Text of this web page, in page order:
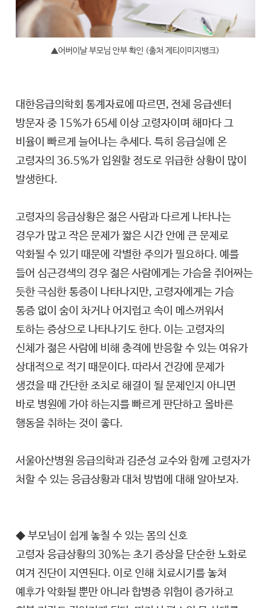
▲어버이날 부모님 안부 확인 (출처 게티이미지뱅크)
대한응급의학회 통계자료에 따르면, 전체 응급센터
방문자 중 15%가 65세 이상 고령자이며 해마다 그
비율이 빠르게 늘어나는 추세다. 특히 응급실에 온
고령자의 36.5%가 입원할 정도로 위급한 상황이 많이
발생한다.
고령자의 응급상황은 젊은 사람과 다르게 나타나는
경우가 많고 작은 문제가 짧은 시간 안에 큰 문제로
악화될 수 있기 때문에 각별한 주의가 필요하다. 예를
들어 심근경색의 경우 젊은 사람에게는 가슴을 쥐어짜는
듯한 극심한 통증이 나타나지만, 고령자에게는 가슴
통증 없이 숨이 차거나 어지럽고 속이 메스꺼워서
토하는 증상으로 나타나기도 한다. 이는 고령자의
신체가 젊은 사람에 비해 충격에 반응할 수 있는 여유가
상대적으로 적기 때문이다. 따라서 건강에 문제가
생겼을 때 간단한 조치로 해결이 될 문제인지 아니면
바로 병원에 가야 하는지를 빠르게 판단하고 올바른
행동을 취하는 것이 좋다.
서울아산병원 응급의학과 김준성 교수와 함께 고령자가
처할 수 있는 응급상황과 대처 방법에 대해 알아보자.
◆ 부모님이 쉽게 놓칠 수 있는 몸의 신호
고령자 응급상황의 30%는 초기 증상을 단순한 노화로
여겨 진단이 지연된다. 이로 인해 치료시기를 놓쳐
예후가 악화될 뿐만 아니라 합병증 위험이 증가하고